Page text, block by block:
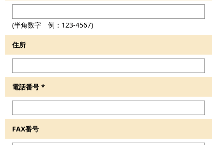
(半角数字 例：123-4567)
住所
電話番号 *
FAX番号